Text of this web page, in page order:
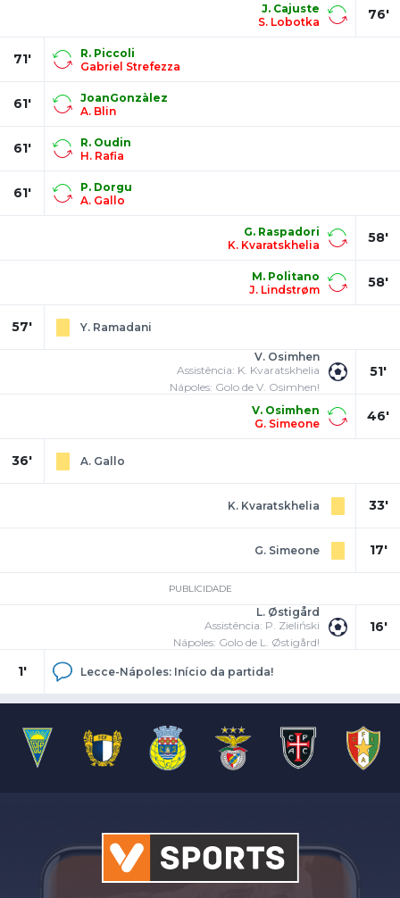
76'
J. Cajuste
S. Lobotka
71'
R. Piccoli
Gabriel Strefezza
61'
JoanGonzàlez
A. Blin
61'
R. Oudin
H. Rafia
61'
P. Dorgu
A. Gallo
58'
G. Raspadori
K. Kvaratskhelia
58'
M. Politano
J. Lindstrøm
57' Y. Ramadani
51'
V. Osimhen
Assistência: K. Kvaratskhelia
Nápoles: Golo de V. Osimhen!
46'
V. Osimhen
G. Simeone
36' A. Gallo
33'
K. Kvaratskhelia
17'
G. Simeone
PUBLICIDADE
16'
L. Østigård
Assistência: P. Zieliński
Nápoles: Golo de L. Østigård!
1' Lecce-Nápoles: Início da partida!